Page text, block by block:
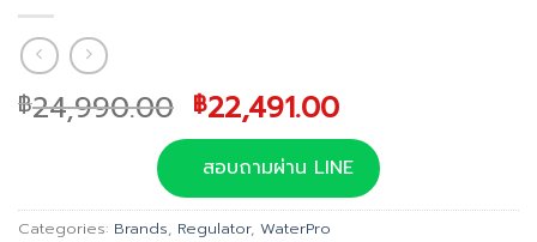
฿24,990.00 Original
price
was:
฿24,990.00.
฿22,491.00Current
price
is:
฿22,491.00.
สอบถามผ่าน LINE
Categories: Brands, Regulator, WaterPro